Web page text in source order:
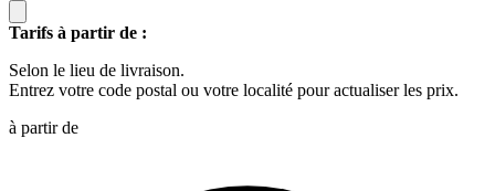
Tarifs à partir de :
Selon le lieu de livraison.
Entrez votre code postal ou votre localité pour actualiser les prix.
à partir de